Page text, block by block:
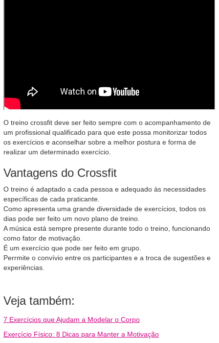
O treino crossfit deve ser feito sempre com o acompanhamento de
um profissional qualificado para que este possa monitorizar todos
os exercícios e aconselhar sobre a melhor postura e forma de
realizar um determinado exercício.
Vantagens do Crossfit
O treino é adaptado a cada pessoa e adequado às necessidades
específicas de cada praticante.
Como apresenta uma grande diversidade de exercícios, todos os
dias pode ser feito um novo plano de treino.
A música está sempre presente durante todo o treino, funcionando
como fator de motivação.
É um exercício que pode ser feito em grupo.
Perrmite o convívio entre os participantes e a troca de sugestões e
experiências.
Veja também:
7 Exercícios que Ajudam a Modelar o Corpo
Exercício Físico: 8 Dicas para Manter a Motivação